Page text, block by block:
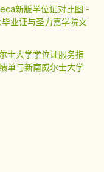
新版学位证对比图 -
业证与圣力嘉学院文
士大学学位证服务指
单与新南威尔士大学